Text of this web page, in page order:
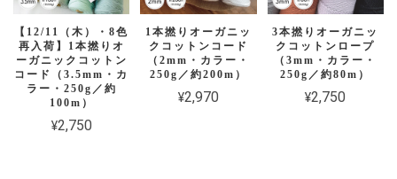
【12/11（木）・8色
再入荷】1本撚りオ
ーガニックコットン
コード（3.5mm・カ
ラー・250g／約
100m）
¥2,750
1本撚りオーガニッ
クコットンコード
（2mm・カラー・
250g／約200m）
¥2,970
3本撚りオーガニッ
クコットンロープ
（3mm・カラー・
250g／約80m）
¥2,750